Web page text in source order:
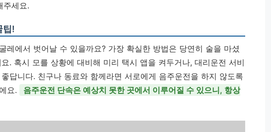
주세요.
팁!
레에서 벗어날 수 있을까요? 가장 확실한 방법은 당연히 술을 마셨
. 혹시 모를 상황에 대비해 미리 택시 앱을 켜두거나, 대리운전 서비
답니다. 친구나 동료와 함께라면 서로에게 음주운전을 하지 않도록
요.
음주운전 단속은 예상치 못한 곳에서 이루어질 수 있으니, 항상